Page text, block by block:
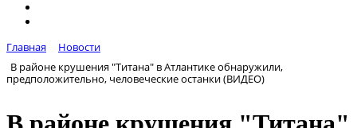
Главная
Новости
В районе крушения "Титана" в Атлантике обнаружили,
предположительно, человеческие останки (ВИДЕО)